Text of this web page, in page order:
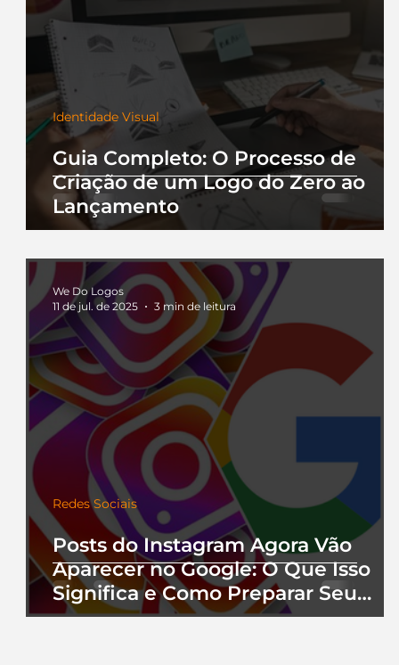
Guia Completo: O Processo de
Criação de um Logo do Zero ao
Lançamento
Identidade Visual
Posts do Instagram Agora Vão
Aparecer no Google: O Que Isso
Significa e Como Preparar Seu
Perfil
Redes Sociais
We Do Logos
11 de jul. de 2025
3 min de leitura